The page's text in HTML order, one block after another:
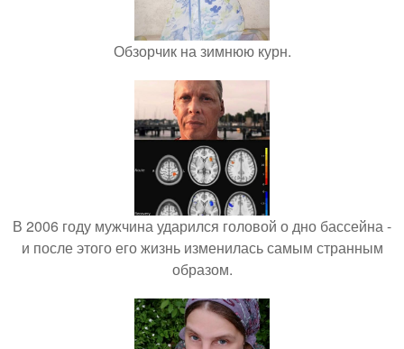
Обзорчик на зимнюю курн.
В 2006 году мужчина ударился головой о дно бассейна -
и после этого его жизнь изменилась самым странным
образом.